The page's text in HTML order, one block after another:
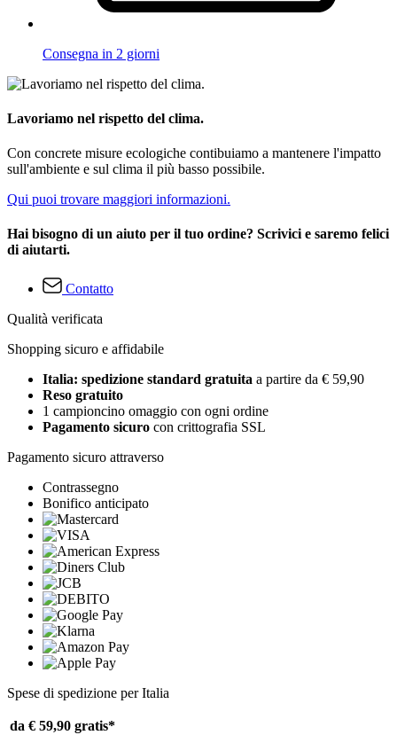
Consegna in 2 giorni
Lavoriamo nel rispetto del clima.
Con concrete misure ecologiche contibuiamo a mantenere l'impatto
sull'ambiente e sul clima il più basso possibile.
Qui puoi trovare maggiori informazioni.
Hai bisogno di un aiuto per il tuo ordine? Scrivici e saremo felici
di aiutarti.
Contatto
Qualità verificata
Shopping sicuro e affidabile
Italia: spedizione standard gratuita a partire da € 59,90
Reso gratuito
1 campioncino omaggio con ogni ordine
Pagamento sicuro con crittografia SSL
Pagamento sicuro attraverso
Contrassegno
Bonifico anticipato
Spese di spedizione per Italia
da € 59,90 gratis*